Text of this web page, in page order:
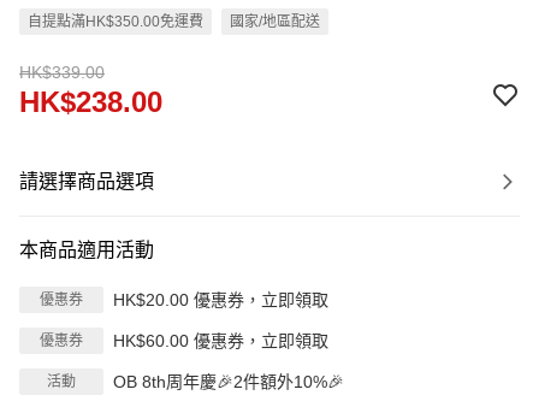
自提點滿HK$350.00免運費 國家/地區配送
HK$339.00
HK$238.00
請選擇商品選項
本商品適用活動
優惠券 HK$20.00 優惠券，立即領取
優惠券 HK$60.00 優惠券，立即領取
活動 OB 8th周年慶🎉2件額外10%🎉